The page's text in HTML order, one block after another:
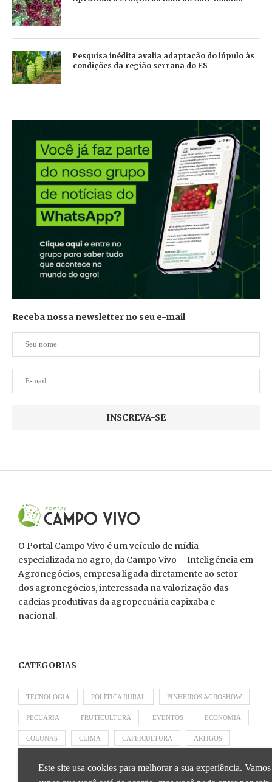
Pesquisa inédita avalia adaptação do lúpulo às
condições da região serrana do ES
Receba nossa newsletter no seu e-mail
O Portal Campo Vivo é um veículo de mídia
especializada no agro, da Campo Vivo – Inteligência em
Agronegócios, empresa ligada diretamente ao setor
dos agronegócios, interessada na valorização das
cadeias produtivas da agropecuária capixaba e
nacional.
CATEGORIAS
TECNOLOGIA POLÍTICA RURAL PINHEIROS AGROSHOW
PECUÁRIA FRUTICULTURA EVENTOS ECONOMIA
COLUNAS CLIMA CAFEICULTURA ARTIGOS
APRESENTADO POR BRAPEX
Este site usa cookies para melhorar a sua experiência. Vamos